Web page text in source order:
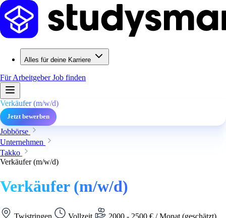
Alles für deine Karriere
Für ArbeitgeberJob finden
Verkäufer (m/w/d)
Jetzt bewerben
Jobbörse
Unternehmen
Takko
Verkäufer (m/w/d)
Verkäufer (m/w/d)
Twistringen Vollzeit
2000 - 2500 € / Monat (geschätzt)